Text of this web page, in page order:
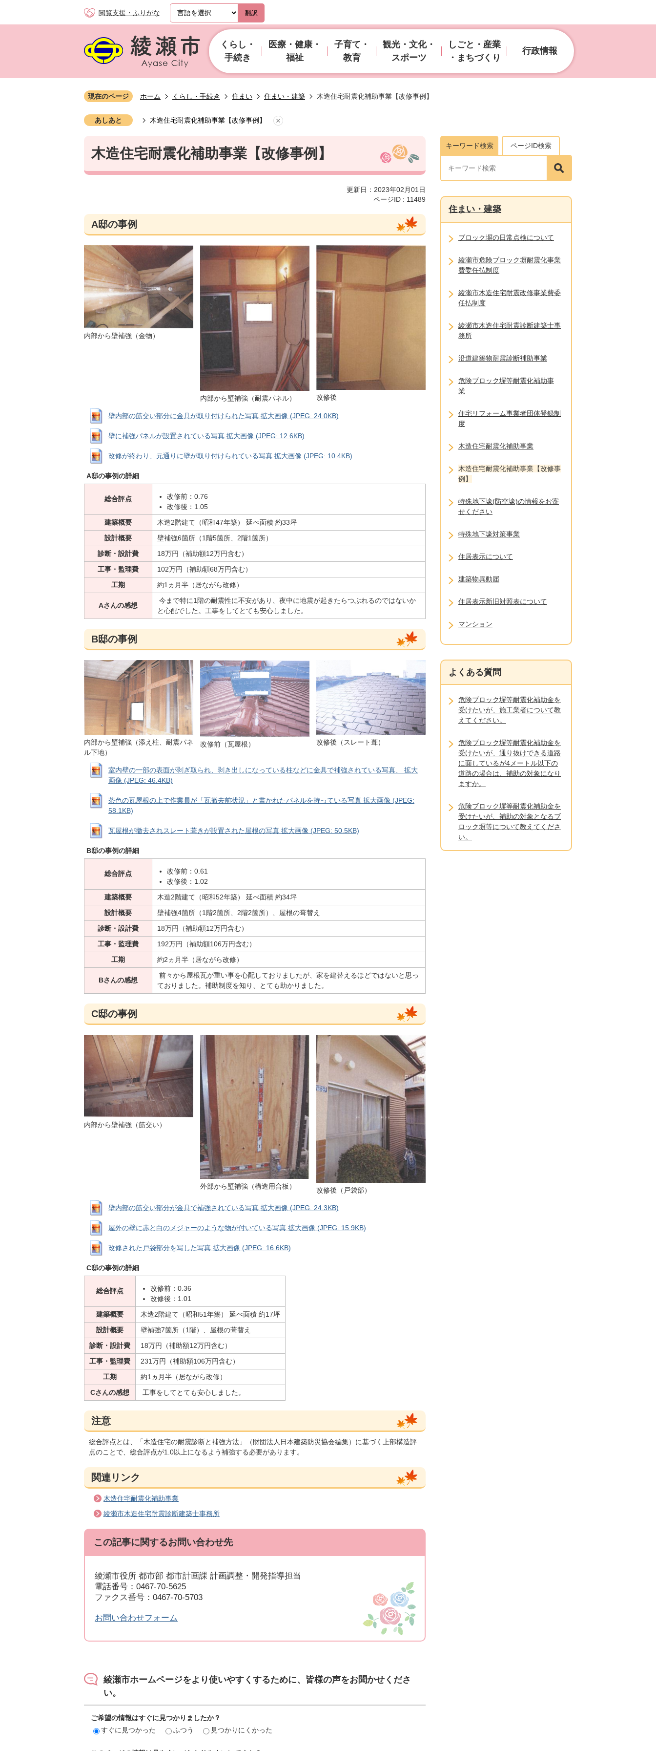
閲覧支援・ふりがな 翻訳
くらし・
手続き
医療・健康・
福祉
子育て・
教育
観光・文化・
スポーツ
しごと・産業
・まちづくり
行政情報
現在のページ ホーム くらし・手続き 住まい 住まい・建築 木造住宅耐震化補助事業【改修事例】
あしあと 木造住宅耐震化補助事業【改修事例】
木造住宅耐震化補助事業【改修事例】
更新日：2023年02月01日
ページID : 11489
A邸の事例
内部から壁補強（金物）
内部から壁補強（耐震パネル） 改修後
壁内部の筋交い部分に金具が取り付けられた写真 拡大画像 (JPEG: 24.0KB)
壁に補強パネルが設置されている写真 拡大画像 (JPEG: 12.6KB)
改修が終わり、元通りに壁が取り付けられている写真 拡大画像 (JPEG: 10.4KB)
A邸の事例の詳細
総合評点
改修前：0.76
改修後：1.05
建築概要
木造2階建て（昭和47年築） 延べ面積 約33坪
設計概要
壁補強6箇所（1階5箇所、2階1箇所）
診断・設計費
18万円（補助額12万円含む）
工事・監理費
102万円（補助額68万円含む）
工期
約1ヵ月半（居ながら改修）
Aさんの感想
今まで特に1階の耐震性に不安があり、夜中に地震が起きたらつぶれるのではないか
と心配でした。工事をしてとても安心しました。
B邸の事例
内部から壁補強（添え柱、耐震パネ
ル下地）
改修前（瓦屋根） 改修後（スレート葺）
室内壁の一部の表面が剥ぎ取られ、剥き出しになっている柱などに金具で補強されている写真、 拡大
画像 (JPEG: 46.4KB)
茶色の瓦屋根の上で作業員が「瓦撤去前状況」と書かれたパネルを持っている写真 拡大画像 (JPEG:
58.1KB)
瓦屋根が撤去されスレート葺きが設置された屋根の写真 拡大画像 (JPEG: 50.5KB)
B邸の事例の詳細
総合評点
改修前：0.61
改修後：1.02
建築概要
木造2階建て（昭和52年築） 延べ面積 約34坪
設計概要
壁補強4箇所（1階2箇所、2階2箇所）、屋根の葺替え
診断・設計費
18万円（補助額12万円含む）
工事・監理費
192万円（補助額106万円含む）
工期
約2ヵ月半（居ながら改修）
Bさんの感想
前々から屋根瓦が重い事を心配しておりましたが、家を建替えるほどではないと思っ
ておりました。補助制度を知り、とても助かりました。
C邸の事例
内部から壁補強（筋交い）
外部から壁補強（構造用合板） 改修後（戸袋部）
壁内部の筋交い部分が金具で補強されている写真 拡大画像 (JPEG: 24.3KB)
屋外の壁に赤と白のメジャーのような物が付いている写真 拡大画像 (JPEG: 15.9KB)
改修された戸袋部分を写した写真 拡大画像 (JPEG: 16.6KB)
C邸の事例の詳細
総合評点
改修前：0.36
改修後：1.01
建築概要
木造2階建て（昭和51年築） 延べ面積 約17坪
設計概要
壁補強7箇所（1階）、屋根の葺替え
診断・設計費
18万円（補助額12万円含む）
工事・監理費
231万円（補助額106万円含む）
工期
約1ヵ月半（居ながら改修）
Cさんの感想
工事をしてとても安心しました。
注意
総合評点とは、「木造住宅の耐震診断と補強方法」（財団法人日本建築防災協会編集）に基づく上部構造評
点のことで、総合評点が1.0以上になるよう補強する必要があります。
関連リンク
木造住宅耐震化補助事業
綾瀬市木造住宅耐震診断建築士事務所
この記事に関するお問い合わせ先
綾瀬市役所 都市部 都市計画課 計画調整・開発指導担当
電話番号：0467-70-5625
ファクス番号：0467-70-5703
お問い合わせフォーム
綾瀬市ホームページをより使いやすくするために、皆様の声をお聞かせくださ
い。
ご希望の情報はすぐに見つかりましたか？
すぐに見つかった
ふつう 見つかりにくかった
キーワード検索 ページID検索
住まい・建築
ブロック塀の日常点検について
綾瀬市危険ブロック塀耐震化事業
費委任払制度
綾瀬市木造住宅耐震改修事業費委
任払制度
綾瀬市木造住宅耐震診断建築士事
務所
沿道建築物耐震診断補助事業
危険ブロック塀等耐震化補助事
業
住宅リフォーム事業者団体登録制
度
木造住宅耐震化補助事業
木造住宅耐震化補助事業【改修事
例】
特殊地下壕(防空壕)の情報をお寄
せください
特殊地下壕対策事業
住居表示について
建築物異動届
住居表示新旧対照表について
マンション
よくある質問
危険ブロック塀等耐震化補助金を
受けたいが、施工業者について教
えてください。
危険ブロック塀等耐震化補助金を
受けたいが、通り抜けできる道路
に面しているが4メートル以下の
道路の場合は、補助の対象になり
ますか。
危険ブロック塀等耐震化補助金を
受けたいが、補助の対象となるブ
ロック塀等について教えてくださ
い。